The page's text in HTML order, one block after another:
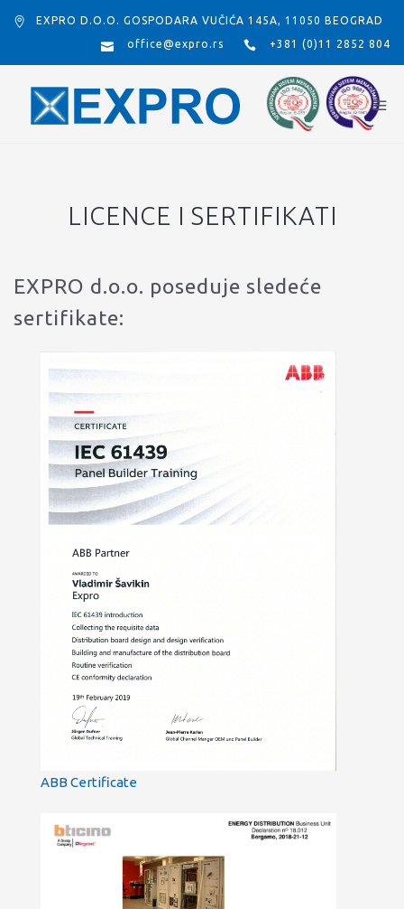
EXPRO D.O.O. GOSPODARA VUČIĆA 145A, 11050 BEOGRAD
office@expro.rs
+381 (0)11 2852 804
LICENCE I SERTIFIKATI
EXPRO d.o.o. poseduje sledeće
sertifikate:
ABB Certificate